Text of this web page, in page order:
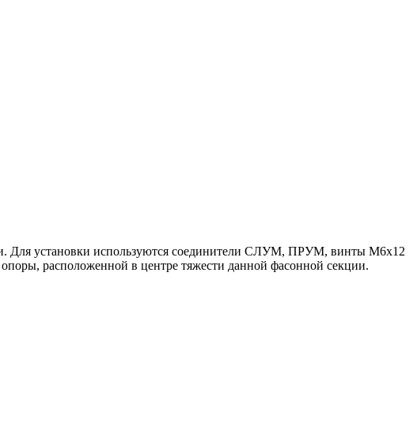
Для установки используются соединители СЛУМ, ПРУМ, винты М6х12
расположенной в центре тяжести данной фасонной секции.